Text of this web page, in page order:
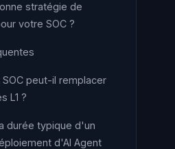
stratégie de
votre SOC ?
SOC peut-il remplacer
L1 ?
durée typique d'un
d'AI Agent